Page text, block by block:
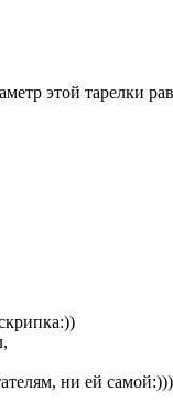
этой тарелки
ни ей